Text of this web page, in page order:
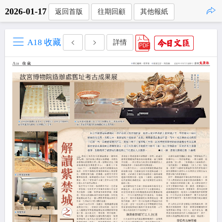
2026-01-17 返回首版 往期回顧 其他報紙
A18 收藏 詳情